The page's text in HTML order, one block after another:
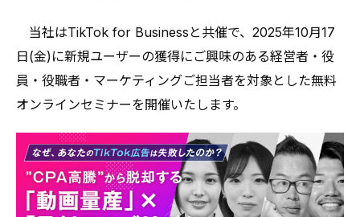
当社はTikTok for Businessと共催で、2025年10月17
日(金)に新規ユーザーの獲得にご興味のある経営者・役
員・役職者・マーケティングご担当者を対象とした無料
オンラインセミナーを開催いたします。